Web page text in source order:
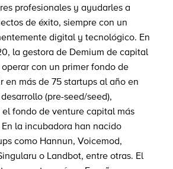
profesionales y ayudarles a
de éxito, siempre con un
digital y tecnológico. En
la gestora de Demium de capital
con un primer fondo de
en más de 75 startups al año en
(pre-seed/seed),
fondo de venture capital más
la incubadora han nacido
como Hannun, Voicemod,
o Landbot, entre otras. El